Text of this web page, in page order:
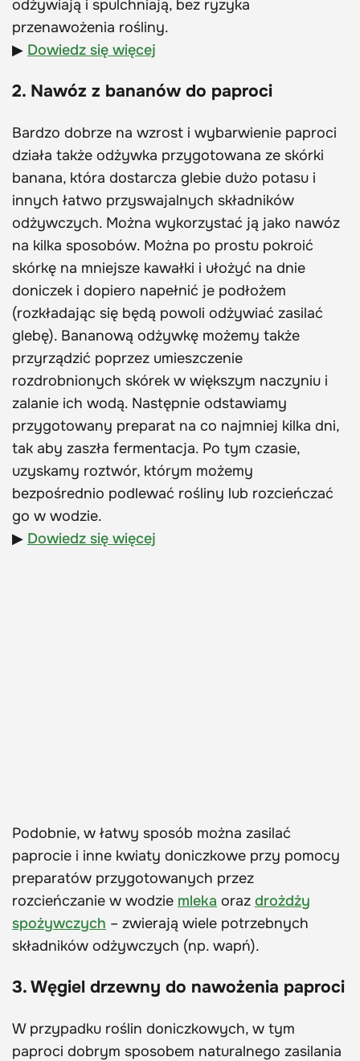
odżywiają i spulchniają, bez ryzyka
przenawożenia rośliny.
▶ Dowiedz się więcej
2. Nawóz z bananów do paproci
Bardzo dobrze na wzrost i wybarwienie paproci
działa także odżywka przygotowana ze skórki
banana, która dostarcza glebie dużo potasu i
innych łatwo przyswajalnych składników
odżywczych. Można wykorzystać ją jako nawóz
na kilka sposobów. Można po prostu pokroić
skórkę na mniejsze kawałki i ułożyć na dnie
doniczek i dopiero napełnić je podłożem
(rozkładając się będą powoli odżywiać zasilać
glebę). Bananową odżywkę możemy także
przyrządzić poprzez umieszczenie
rozdrobnionych skórek w większym naczyniu i
zalanie ich wodą. Następnie odstawiamy
przygotowany preparat na co najmniej kilka dni,
tak aby zaszła fermentacja. Po tym czasie,
uzyskamy roztwór, którym możemy
bezpośrednio podlewać rośliny lub rozcieńczać
go w wodzie.
▶ Dowiedz się więcej
Podobnie, w łatwy sposób można zasilać
paprocie i inne kwiaty doniczkowe przy pomocy
preparatów przygotowanych przez
rozcieńczanie w wodzie mleka oraz drożdży
spożywczych – zwierają wiele potrzebnych
składników odżywczych (np. wapń).
3. Węgiel drzewny do nawożenia paproci
W przypadku roślin doniczkowych, w tym
paproci dobrym sposobem naturalnego zasilania